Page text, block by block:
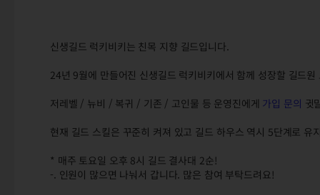
신생길드 럭키비키는 친목 지향 길드입니다.
24년 9월에 만들어진 신생길드 럭키비키에서 함께 성장할 길드원
저레벨 / 뉴비 / 복귀 / 기존 / 고인물 등 운영진에게 가입 문의 귓
현재 길드 스킬은 꾸준히 켜져 있고 길드 하우스 역시 5단계로 유
* 매주 토요일 오후 8시 길드 결사대 2순!
-. 인원이 많으면 나눠서 갑니다. 많은 참여 부탁드려요!